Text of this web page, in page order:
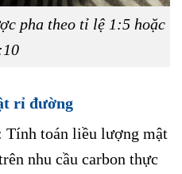
pha theo tỉ lệ 1:5 hoặc
rỉ đường
Tính toán liều lượng mật
nhu cầu carbon thực